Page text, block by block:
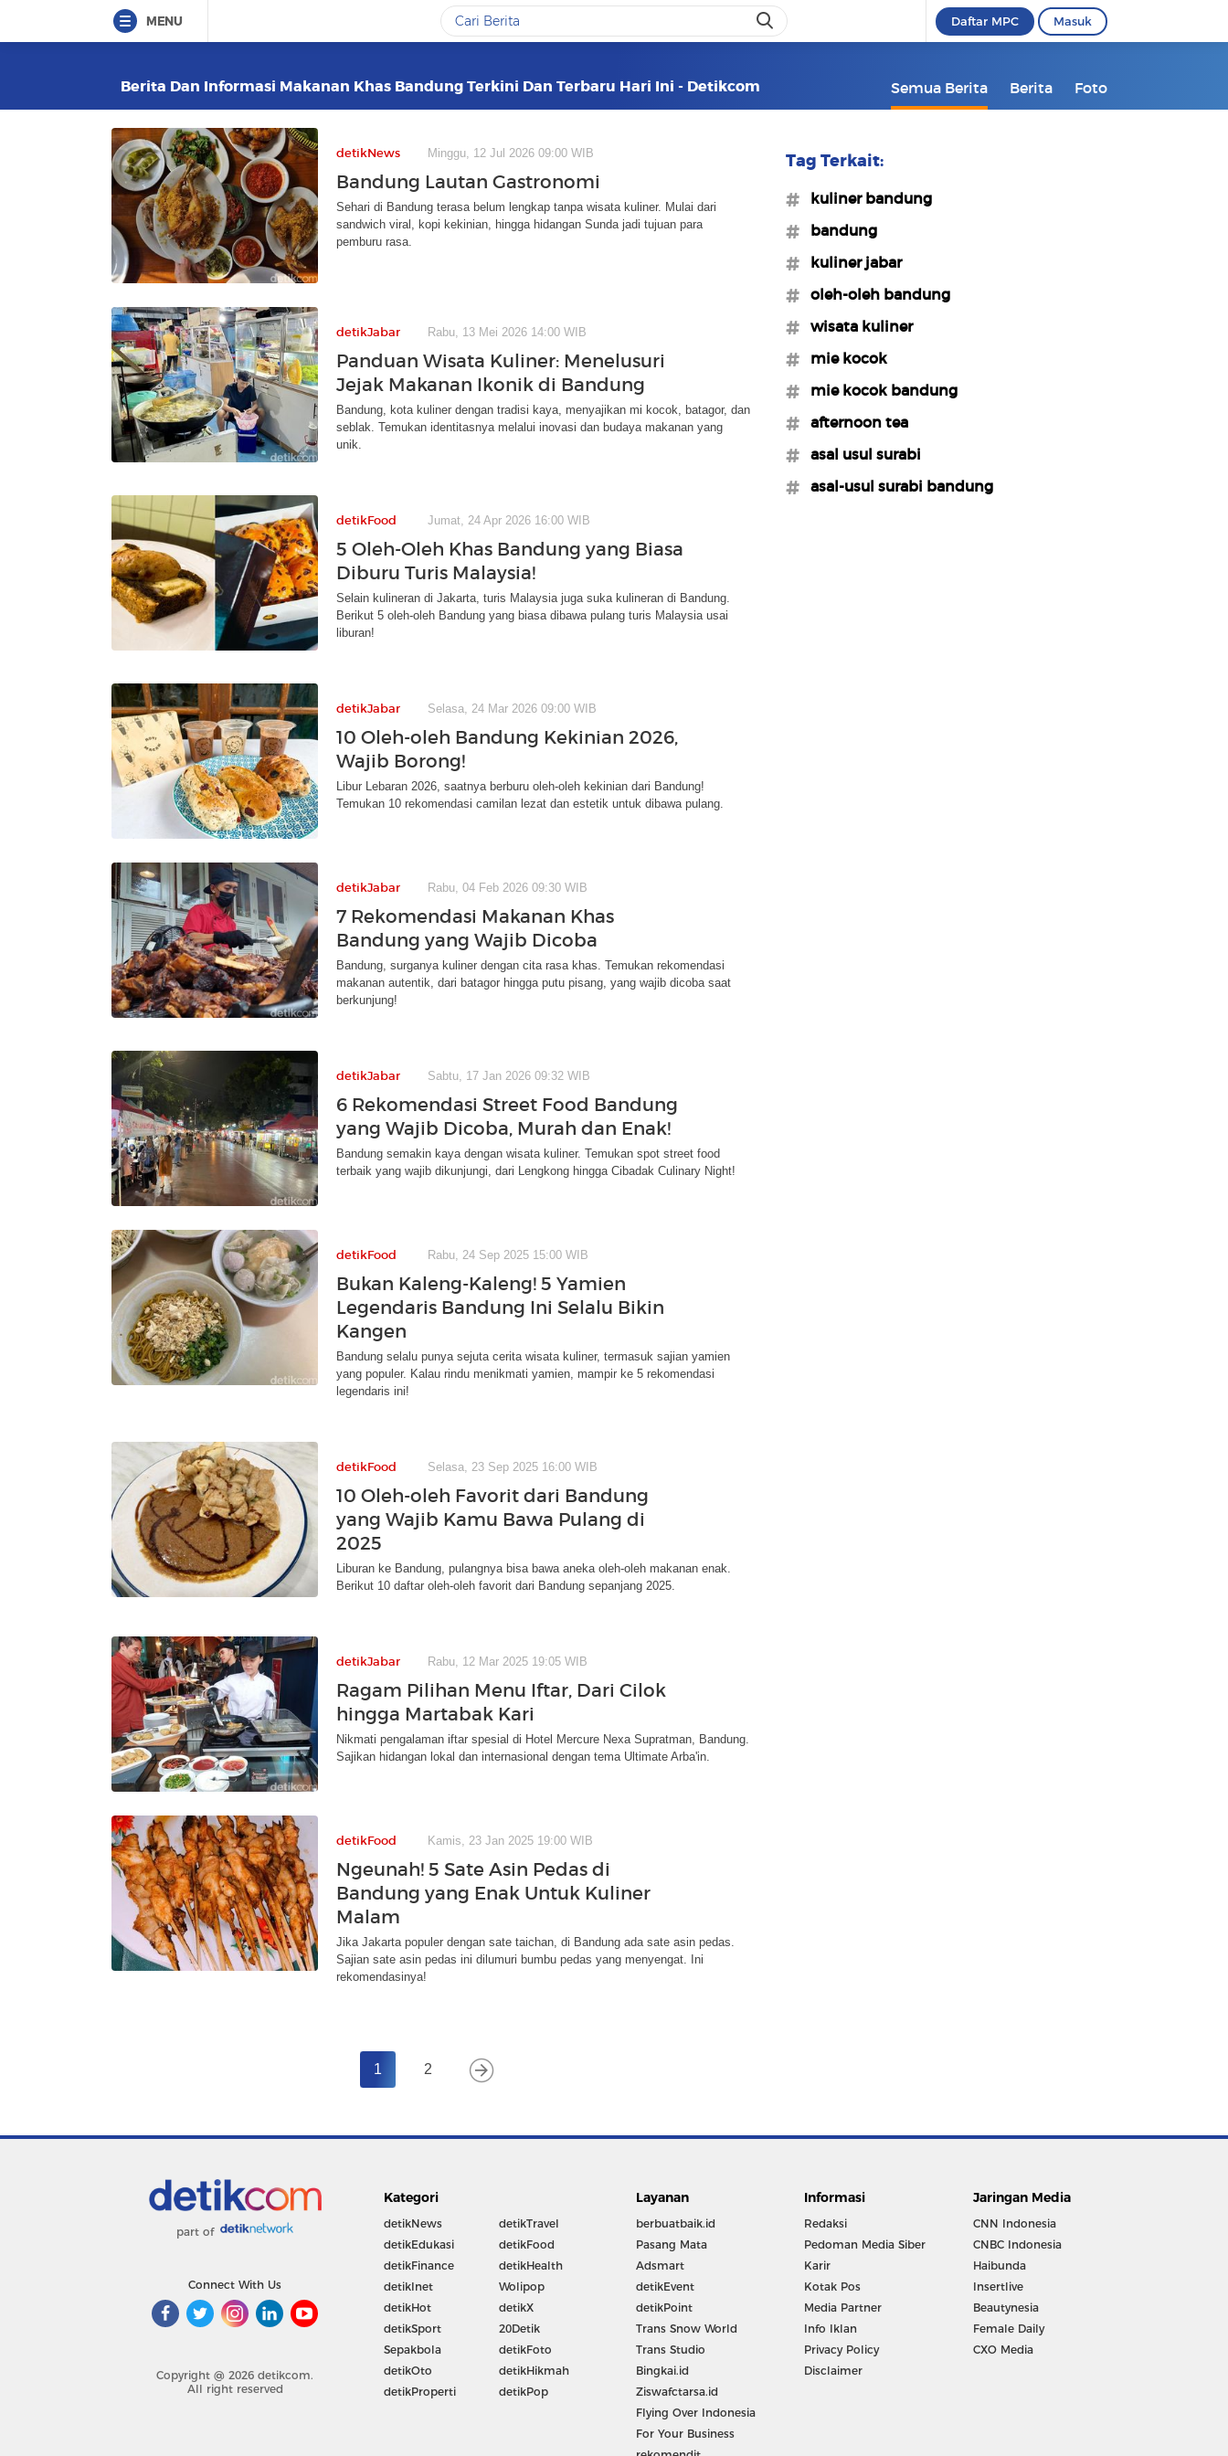
MENU Daftar MPC Masuk
Berita Dan Informasi Makanan Khas Bandung Terkini Dan Terbaru Hari Ini - Detikcom Semua Berita Berita Foto
detikNews Minggu, 12 Jul 2026 09:00 WIB
Bandung Lautan Gastronomi
Sehari di Bandung terasa belum lengkap tanpa wisata kuliner. Mulai dari
sandwich viral, kopi kekinian, hingga hidangan Sunda jadi tujuan para
pemburu rasa.
detikJabar Rabu, 13 Mei 2026 14:00 WIB
Panduan Wisata Kuliner: Menelusuri
Jejak Makanan Ikonik di Bandung
Bandung, kota kuliner dengan tradisi kaya, menyajikan mi kocok, batagor, dan
seblak. Temukan identitasnya melalui inovasi dan budaya makanan yang
unik.
detikFood Jumat, 24 Apr 2026 16:00 WIB
5 Oleh-Oleh Khas Bandung yang Biasa
Diburu Turis Malaysia!
Selain kulineran di Jakarta, turis Malaysia juga suka kulineran di Bandung.
Berikut 5 oleh-oleh Bandung yang biasa dibawa pulang turis Malaysia usai
liburan!
detikJabar Selasa, 24 Mar 2026 09:00 WIB
10 Oleh-oleh Bandung Kekinian 2026,
Wajib Borong!
Libur Lebaran 2026, saatnya berburu oleh-oleh kekinian dari Bandung!
Temukan 10 rekomendasi camilan lezat dan estetik untuk dibawa pulang.
detikJabar Rabu, 04 Feb 2026 09:30 WIB
7 Rekomendasi Makanan Khas
Bandung yang Wajib Dicoba
Bandung, surganya kuliner dengan cita rasa khas. Temukan rekomendasi
makanan autentik, dari batagor hingga putu pisang, yang wajib dicoba saat
berkunjung!
detikJabar Sabtu, 17 Jan 2026 09:32 WIB
6 Rekomendasi Street Food Bandung
yang Wajib Dicoba, Murah dan Enak!
Bandung semakin kaya dengan wisata kuliner. Temukan spot street food
terbaik yang wajib dikunjungi, dari Lengkong hingga Cibadak Culinary Night!
detikFood Rabu, 24 Sep 2025 15:00 WIB
Bukan Kaleng-Kaleng! 5 Yamien
Legendaris Bandung Ini Selalu Bikin
Kangen
Bandung selalu punya sejuta cerita wisata kuliner, termasuk sajian yamien
yang populer. Kalau rindu menikmati yamien, mampir ke 5 rekomendasi
legendaris ini!
detikFood Selasa, 23 Sep 2025 16:00 WIB
10 Oleh-oleh Favorit dari Bandung
yang Wajib Kamu Bawa Pulang di
2025
Liburan ke Bandung, pulangnya bisa bawa aneka oleh-oleh makanan enak.
Berikut 10 daftar oleh-oleh favorit dari Bandung sepanjang 2025.
detikJabar Rabu, 12 Mar 2025 19:05 WIB
Ragam Pilihan Menu Iftar, Dari Cilok
hingga Martabak Kari
Nikmati pengalaman iftar spesial di Hotel Mercure Nexa Supratman, Bandung.
Sajikan hidangan lokal dan internasional dengan tema Ultimate Arba'in.
detikFood Kamis, 23 Jan 2025 19:00 WIB
Ngeunah! 5 Sate Asin Pedas di
Bandung yang Enak Untuk Kuliner
Malam
Jika Jakarta populer dengan sate taichan, di Bandung ada sate asin pedas.
Sajian sate asin pedas ini dilumuri bumbu pedas yang menyengat. Ini
rekomendasinya!
1 2
Tag Terkait:
#kuliner bandung
#bandung
#kuliner jabar
#oleh-oleh bandung
#wisata kuliner
#mie kocok
#mie kocok bandung
#afternoon tea
#asal usul surabi
#asal-usul surabi bandung
part of
Connect With Us
Copyright @ 2026 detikcom.
All right reserved
Kategori
detikNews
detikEdukasi
detikFinance
detikInet
detikHot
detikSport
Sepakbola
detikOto
detikProperti
detikTravel
detikFood
detikHealth
Wolipop
detikX
20Detik
detikFoto
detikHikmah
detikPop
Layanan
berbuatbaik.id
Pasang Mata
Adsmart
detikEvent
detikPoint
Trans Snow World
Trans Studio
Bingkai.id
Ziswafctarsa.id
Flying Over Indonesia
For Your Business
Informasi
Redaksi
Pedoman Media Siber
Karir
Kotak Pos
Media Partner
Info Iklan
Privacy Policy
Disclaimer
Jaringan Media
CNN Indonesia
CNBC Indonesia
Haibunda
Insertlive
Beautynesia
Female Daily
CXO Media